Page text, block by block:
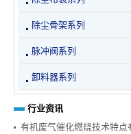
除尘骨架系列
脉冲阀系列
卸料器系列
行业资讯
有机废气催化燃烧技术特点